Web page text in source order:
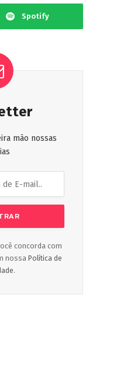
Spotify
mão nossas
concorda com
nossa Política de
.